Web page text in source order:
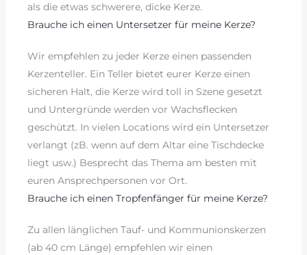
als die etwas schwerere, dicke Kerze.
Brauche ich einen Untersetzer für meine Kerze?
Wir empfehlen zu jeder Kerze einen passenden
Kerzenteller. Ein Teller bietet eurer Kerze einen
sicheren Halt, die Kerze wird toll in Szene gesetzt
und Untergründe werden vor Wachsflecken
geschützt. In vielen Locations wird ein Untersetzer
verlangt (zB. wenn auf dem Altar eine Tischdecke
liegt usw.) Besprecht das Thema am besten mit
euren Ansprechpersonen vor Ort.
Brauche ich einen Tropfenfänger für meine Kerze?
Zu allen länglichen Tauf- und Kommunionskerzen
(ab 40 cm Länge) empfehlen wir einen